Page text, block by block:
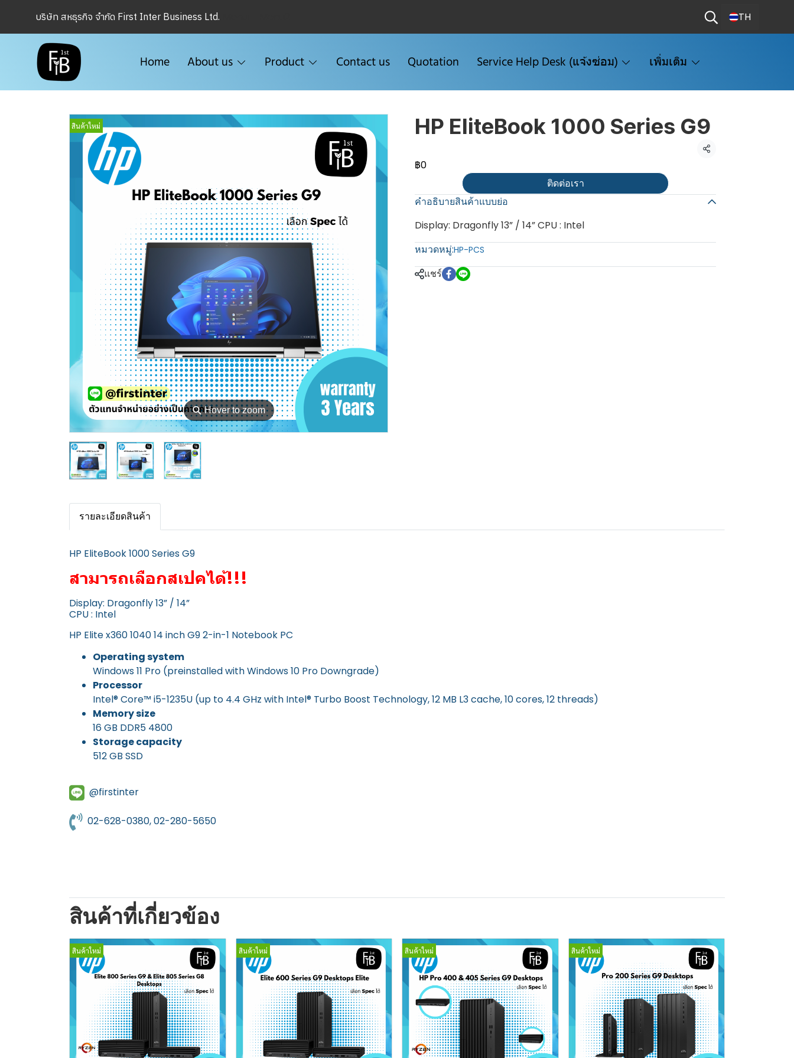
บริษัท สหธุรกิจ จำกัด First Inter Business Ltd. TH
Home About us Product Contact us Quotation Service Help Desk (แจ้งซ่อม) เพิ่มเติม
⚲Hover to zoom
สินค้าใหม่ HP EliteBook 1000 Series G9
แชร์
฿0
ติดต่อเรา
คำอธิบายสินค้าแบบย่อ
Display: Dragonfly 13” / 14” CPU : Intel
หมวดหมู่:HP-PCS
แชร์
รายละเอียดสินค้า
HP EliteBook 1000 Series G9
สามารถเลือกสเปคได้!!!
Display: Dragonfly 13” / 14”
CPU : Intel
HP Elite x360 1040 14 inch G9 2-in-1 Notebook PC
Operating system
Windows 11 Pro (preinstalled with Windows 10 Pro Downgrade)
Processor
Intel® Core™ i5-1235U (up to 4.4 GHz with Intel® Turbo Boost Technology, 12 MB L3 cache, 10 cores, 12 threads)
Memory size
16 GB DDR5 4800
Storage capacity
512 GB SSD
@firstinter
02-628-0380, 02-280-5650
สินค้าที่เกี่ยวข้อง
สินค้าใหม่ สินค้าใหม่ สินค้าใหม่ สินค้าใหม่